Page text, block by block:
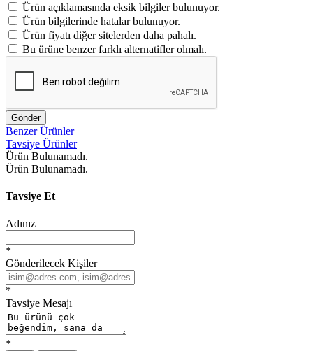
Ürün açıklamasında eksik bilgiler bulunuyor.
Ürün bilgilerinde hatalar bulunuyor.
Ürün fiyatı diğer sitelerden daha pahalı.
Bu ürüne benzer farklı alternatifler olmalı.
Gönder
Benzer Ürünler
Tavsiye Ürünler
Ürün Bulunamadı.
Ürün Bulunamadı.
Tavsiye Et
Adınız
*
Gönderilecek Kişiler
*
Tavsiye Mesajı
*